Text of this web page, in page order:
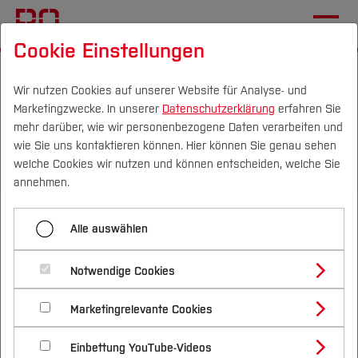
Campus Personen DE|EN Quicklinks
Studium
Studienangebote
Bachelorstudiengänge
Masterstudiengänge
Vor dem Studium
Bewerben & Einschreiben
Bewerbungsportal
Im Studium
Studienbüros und Prüfungen
Nach dem Studium
Forschung & Transfer
Profil
Forschungs- und Transferprofil
Schwerpunkte (FuT)
Beratung & Förderung
Nachhaltigkeit
Nachhaltigkeit studieren
International
Hard & Software
COREL
Menü aufklappen
ADOBE
Autodesk
BBB
BO_App
Die Campus IT hat einen dreijährigen
abgeschlossen, welcher die nachfolgenden
Produkte beinhaltet:
Cookie Einstellungen
Wir nutzen Cookies auf unserer Website für Analyse- und
Marketingzwecke. In unserer Datenschutzerklärung erfahren Sie
mehr darüber, wie wir personenbezogene Daten verarbeiten und
wie Sie uns kontaktieren können. Hier können Sie genau sehen
welche Cookies wir nutzen und können entscheiden, welche Sie
annehmen.
Alle auswählen
Notwendige Cookies
Marketingrelevante Cookies
Einbettung YouTube-Videos